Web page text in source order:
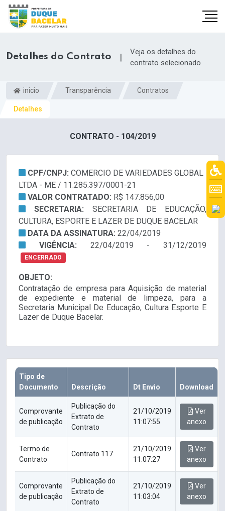
Detalhes do Contrato |
Veja os detalhes do
contrato selecionado
inicio Transparência Contratos
Detalhes
CONTRATO - 104/2019
CPF/CNPJ: COMERCIO DE VARIEDADES GLOBAL
LTDA - ME / 11.285.397/0001-21
VALOR CONTRATADO: R$ 147.856,00
SECRETARIA: SECRETARIA DE EDUCAÇÃO,
CULTURA, ESPORTE E LAZER DE DUQUE BACELAR
DATA DA ASSINATURA: 22/04/2019
VIGÊNCIA: 22/04/2019 - 31/12/2019
ENCERRADO
OBJETO:
Contratação de empresa para Aquisição de material
de expediente e material de limpeza, para a
Secretaria Municipal De Educação, Cultura Esporte E
Lazer de Duque Bacelar.
Tipo de
Documento
Descrição Dt Envio Download
Comprovante
de publicação
Publicação do
Extrato de
Contrato
21/10/2019
11:07:55
Ver
anexo
Termo de
Contrato
Contrato 117
21/10/2019
11:07:27
Ver
anexo
Comprovante
de publicação
Publicação do
Extrato de
Contrato
21/10/2019
11:03:04
Ver
anexo